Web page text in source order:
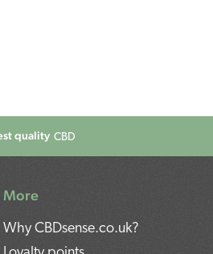
quality CBD
More
Why CBDsense.co.uk?